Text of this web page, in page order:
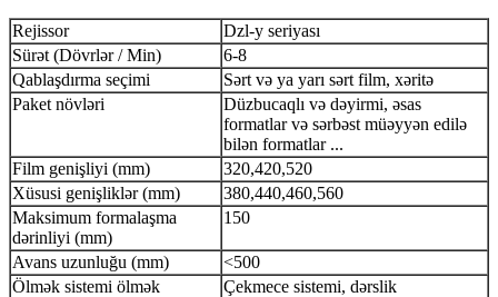
Rejissor
Dzl-y seriyası
Sürət (Dövrlər / Min)
6-8
Qablaşdırma seçimi
Sərt və ya yarı sərt film, xəritə
Paket növləri
Düzbucaqlı və dəyirmi, əsas
formatlar və sərbəst müəyyən edilə
bilən formatlar ...
Film genişliyi (mm)
320,420,520
Xüsusi genişliklər (mm)
380,440,460,560
Maksimum formalaşma
dərinliyi (mm)
150
Avans uzunluğu (mm)
<500
Ölmək sistemi ölmək
Çekmece sistemi, dərslik